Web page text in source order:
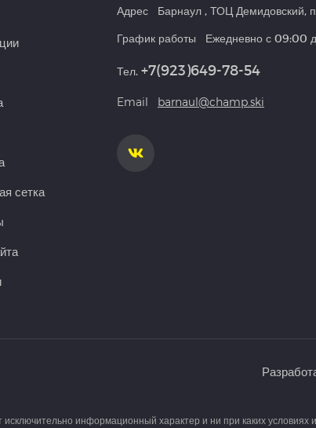
сетка
Адрес Барнаул, ТОЦ Демидовский,
График работы Ежедневно с 09:00
Тел. +7(923)649-78-54
Email barnaul@champ.ski
информационный характер и ни при каких